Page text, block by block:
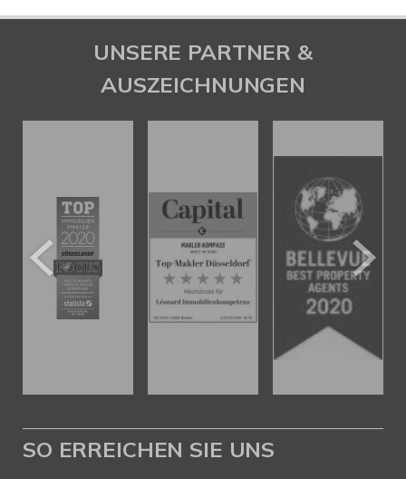
UNSERE PARTNER &
AUSZEICHNUNGEN
SO ERREICHEN SIE UNS